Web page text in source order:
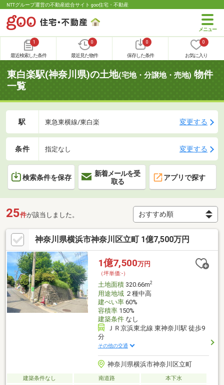
NTTグループ運営の不動産総合サイト goo住宅・不動産
1
最近検索した条件
0
最近見た物件
0
保存した条件
0
お気に入り
東白楽駅(神奈川県)の土地(宅地・分譲地・売地) 物件
一覧
駅 東急東横線/東白楽 変更する
条件 指定なし 変更する
検索条件を保存
新着メールを受
取る
アプリで探す
25件が該当しました。
神奈川県横浜市神奈川区立町 1億7,500万円
1億7,500万円
（坪単価:-）
土地面積320.66m2
用途地域２種中高
建ぺい率60%
容積率150%
建築条件なし
ＪＲ京浜東北線 東神奈川駅 徒歩9
分
その他の交通
神奈川県横浜市神奈川区立町
建築条件なし 南道路
本下水